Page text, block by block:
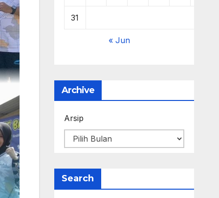
31
« Jun
Archive
Arsip
Search